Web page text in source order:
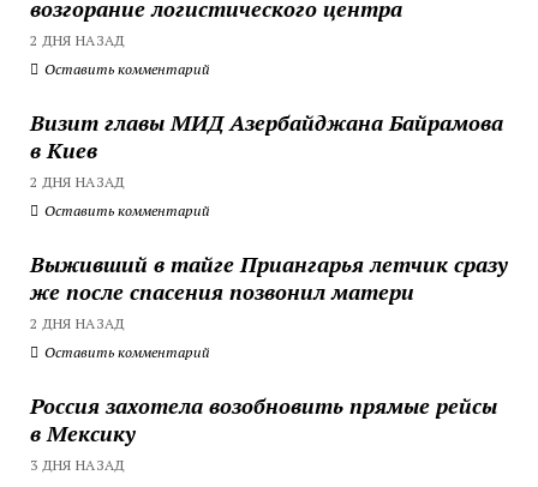
возгорание логистического центра
2 ДНЯ НАЗАД
Оставить комментарий
Визит главы МИД Азербайджана Байрамова
в Киев
2 ДНЯ НАЗАД
Оставить комментарий
Выживший в тайге Приангарья летчик сразу
же после спасения позвонил матери
2 ДНЯ НАЗАД
Оставить комментарий
Россия захотела возобновить прямые рейсы
в Мексику
3 ДНЯ НАЗАД